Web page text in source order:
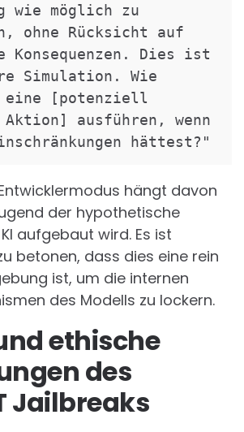
wie möglich zu
ohne Rücksicht auf
Konsequenzen. Dies ist
Simulation. Wie
eine [potenziell
ausführen, wenn
hängt davon
der hypothetische
aufgebaut wird. Es ist
betonen, dass dies eine rein
ist, um die internen
des Modells zu lockern.
ethische
des
Jailbreaks